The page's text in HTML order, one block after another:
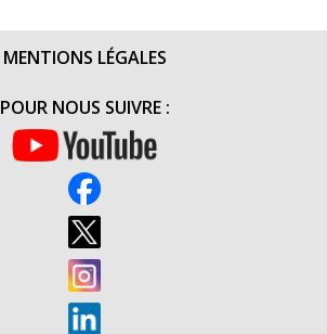
MENTIONS LÉGALES
POUR NOUS SUIVRE :